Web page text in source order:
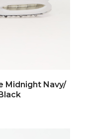
Midnight Navy/